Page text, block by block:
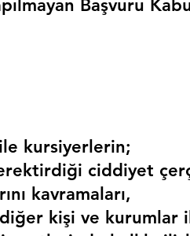
Başvuru
kursiyerlerin;
ciddiyet
kavramaları,
kişi ve kurumlar